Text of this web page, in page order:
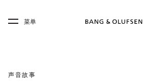
Skip to main footer
菜单
声音故事